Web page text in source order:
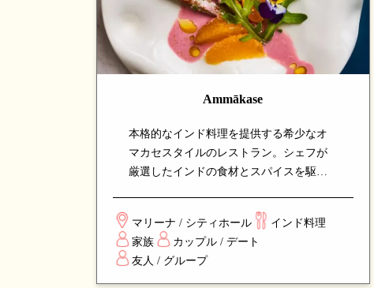
Ammākase
本格的なインド料理を提供する希少なオ
マカセスタイルのレストラン。シェフが
厳選したインドの食材とスパイスを駆使
一皿が並びます。伝統的なインド料理に
革新的なアプローチを加え、シンガポー
ルでインド料理の新しい姿を体験できる
注目の名店です。
マリーナ / シティホール
インド料理
家族
カップル / デート
友人 / グループ